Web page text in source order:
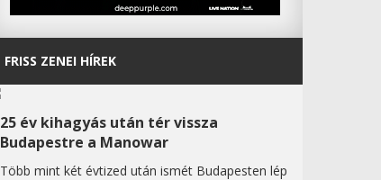
FRISS ZENEI HÍREK
25 év kihagyás után tér vissza
Budapestre a Manowar
Több mint két évtized után ismét Budapesten lép